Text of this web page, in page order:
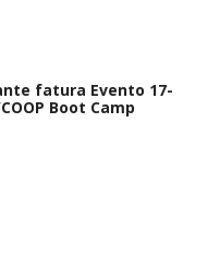
fatura Evento 17-
Boot Camp